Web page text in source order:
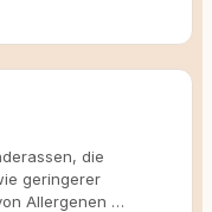
die
geringerer
Allergenen …